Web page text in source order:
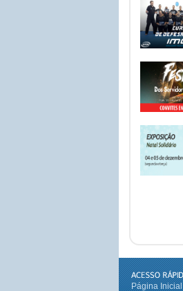
Página Inicial